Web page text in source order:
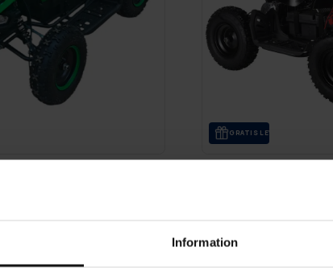
Information
GRA­TIS LE­VE­RANS